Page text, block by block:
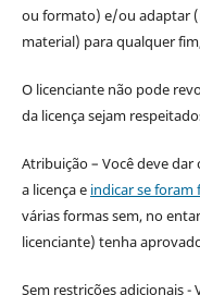
ou formato) e/ou adaptar
material) para qualquer
O licenciante não pode
da licença sejam
Atribuição – Você deve dar
a licença e indicar se foram
várias formas sem, no
licenciante) tenha
Sem restrições adicionais